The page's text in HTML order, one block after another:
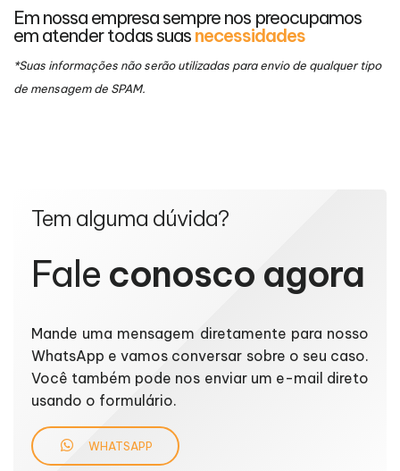
Em nossa empresa sempre nos preocupamos
em atender todas suas necessidades
*Suas informações não serão utilizadas para envio de qualquer tipo
de mensagem de SPAM.
Tem alguma dúvida?
Fale conosco agora
Mande uma mensagem diretamente para nosso
WhatsApp e vamos conversar sobre o seu caso.
Você também pode nos enviar um e-mail direto
usando o formulário.
WHATSAPP